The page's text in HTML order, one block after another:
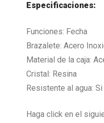
Especificaciones:
Funciones: Fecha
Brazalete: Acero
Material de la caja:
Cristal: Resina
Resistente al agua: Si
Haga click en el